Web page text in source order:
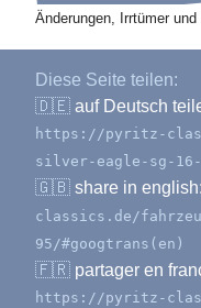
Änderungen, Irrtümer
Diese Seite teilen:
🇩🇪 auf Deutsch
https://pyritz-
silver-eagle-sg-
🇬🇧 share in english:
classics.de/
95/#googtrans(en)
🇫🇷 partager en
https://pyritz-